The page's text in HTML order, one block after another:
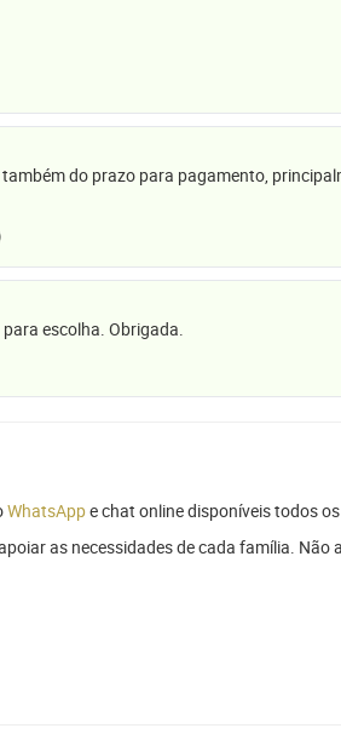
do prazo para pagamento,
escolha. Obrigada.
WhatsAppe chat online disponíveis todos
as necessidades de cada família.